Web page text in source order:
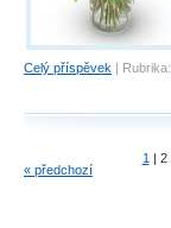
Celý příspěvek | Rubrika:
« předchozí
1 | 2